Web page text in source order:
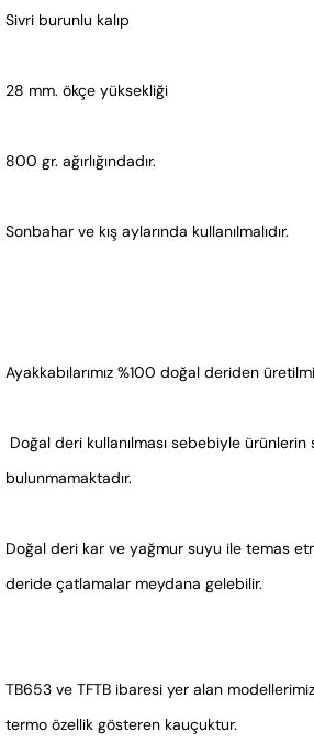
Sivri burunlu kalıp
28 mm. ökçe yüksekliği
800 gr. ağırlığındadır.
Sonbahar ve kış aylarında kullanılmalıdır.
Ayakkabılarımız %100 doğal deriden
Doğal deri kullanılması sebebiyle
bulunmamaktadır.
Doğal deri kar ve yağmur suyu ile temas
deride çatlamalar meydana gelebilir.
TB653 ve TFTB ibaresi yer alan
termo özellik gösteren kauçuktur.